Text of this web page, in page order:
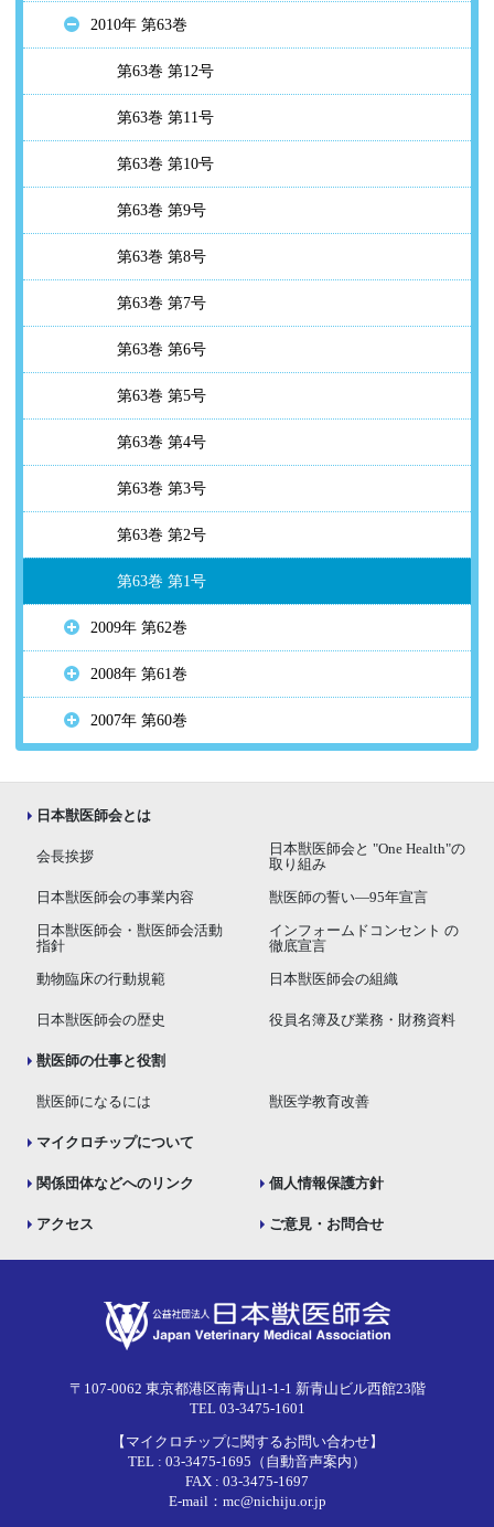
2010年 第63巻
第63巻 第12号
第63巻 第11号
第63巻 第10号
第63巻 第9号
第63巻 第8号
第63巻 第7号
第63巻 第6号
第63巻 第5号
第63巻 第4号
第63巻 第3号
第63巻 第2号
第63巻 第1号
2009年 第62巻
2008年 第61巻
2007年 第60巻
日本獣医師会とは
会長挨拶
日本獣医師会と "One Health"の
取り組み
日本獣医師会の事業内容 獣医師の誓い―95年宣言
日本獣医師会・獣医師会活動
指針
インフォームドコンセント の
徹底宣言
動物臨床の行動規範 日本獣医師会の組織
日本獣医師会の歴史 役員名簿及び業務・財務資料
獣医師の仕事と役割
獣医師になるには 獣医学教育改善
マイクロチップについて
関係団体などへのリンク 個人情報保護方針
アクセス ご意見・お問合せ
〒107-0062 東京都港区南青山1-1-1 新青山ビル西館23階
TEL 03-3475-1601
【マイクロチップに関するお問い合わせ】
TEL : 03-3475-1695（自動音声案内）
FAX : 03-3475-1697
E-mail：mc@nichiju.or.jp